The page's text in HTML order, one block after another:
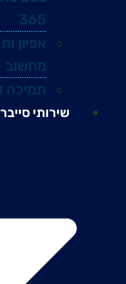
365
אפיון
מחשוב
תמיכה
שירותי סייבר